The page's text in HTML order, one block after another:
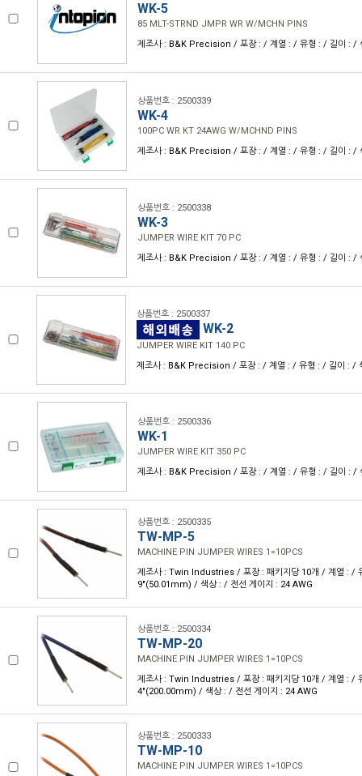
WK-5
85 MLT-STRND JMPR WR W/MCHN PINS
제조사 : B&K Precision / 포장 : / 계열 : / 유형 : / 길이 : /
상품번호 : 2500339
WK-4
100PC WR KT 24AWG W/MCHND PINS
제조사 : B&K Precision / 포장 : / 계열 : / 유형 : / 길이 : /
상품번호 : 2500338
WK-3
JUMPER WIRE KIT 70 PC
제조사 : B&K Precision / 포장 : / 계열 : / 유형 : / 길이 : /
상품번호 : 2500337
WK-2
JUMPER WIRE KIT 140 PC
제조사 : B&K Precision / 포장 : / 계열 : / 유형 : / 길이 : /
상품번호 : 2500336
WK-1
JUMPER WIRE KIT 350 PC
제조사 : B&K Precision / 포장 : / 계열 : / 유형 : / 길이 : /
상품번호 : 2500335
TW-MP-5
MACHINE PIN JUMPER WIRES 1=10PCS
제조사 : Twin Industries / 포장 : 패키지당 10개 / 계열 : /
9"(50.01mm) / 색상 : / 전선 게이지 : 24 AWG
상품번호 : 2500334
TW-MP-20
MACHINE PIN JUMPER WIRES 1=10PCS
제조사 : Twin Industries / 포장 : 패키지당 10개 / 계열 : /
4"(200.00mm) / 색상 : / 전선 게이지 : 24 AWG
상품번호 : 2500333
TW-MP-10
MACHINE PIN JUMPER WIRES 1=10PCS